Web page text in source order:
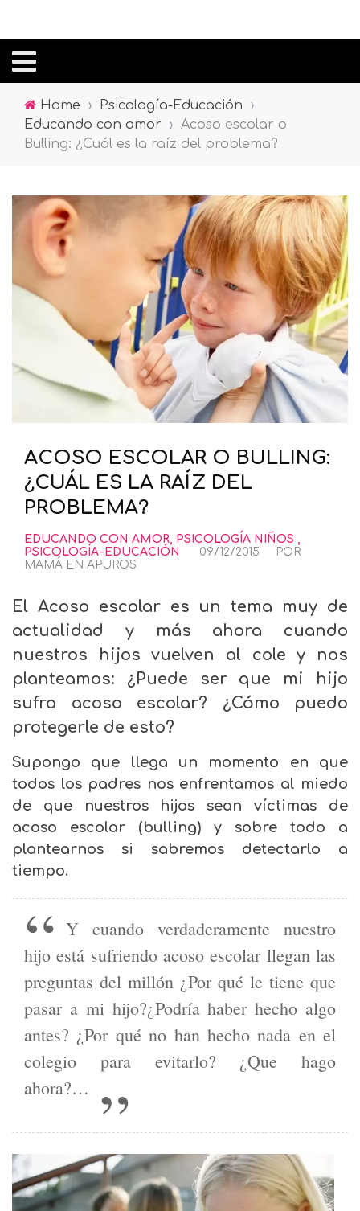
Home › Psicología-Educación
›
Educando con amor
› Acoso escolar o
Bulling: ¿Cuál es la raíz del problema?
ACOSO ESCOLAR O BULLING:
¿CUÁL ES LA RAÍZ DEL
PROBLEMA?
EDUCANDO CON AMOR, PSICOLOGÍA NIÑOS ,
PSICOLOGÍA-EDUCACIÓN
09/12/2015
POR
MAMÁ EN APUROS
El Acoso escolar es un tema muy de
actualidad y más ahora cuando
nuestros hijos vuelven al cole y nos
planteamos: ¿Puede ser que mi hijo
sufra acoso escolar? ¿Cómo puedo
protegerle de esto?
Supongo que llega un momento en que
todos los padres nos enfrentamos al miedo
de que nuestros hijos sean víctimas de
acoso escolar (bulling) y sobre todo a
plantearnos si sabremos detectarlo a
tiempo.
Y cuando verdaderamente nuestro
hijo está sufriendo acoso escolar llegan las
preguntas del millón ¿Por qué le tiene que
pasar a mi hijo?¿Podría haber hecho algo
antes? ¿Por qué no han hecho nada en el
colegio para evitarlo? ¿Que hago
ahora?…